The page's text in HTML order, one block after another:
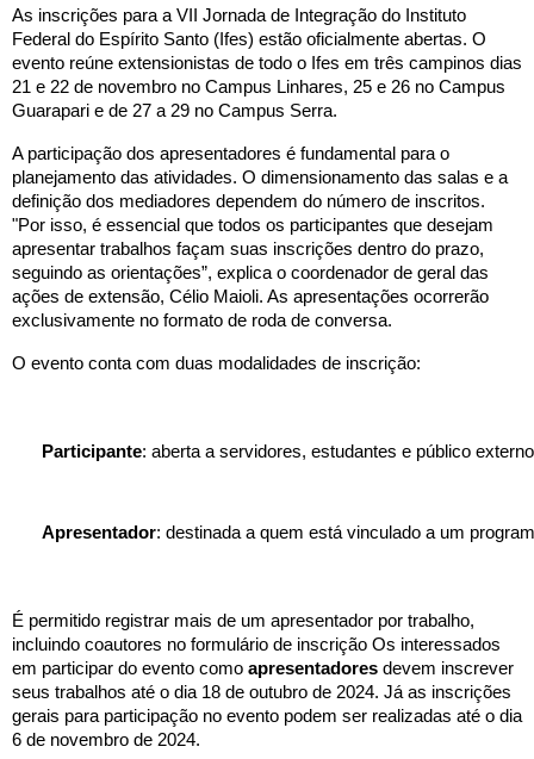
As inscrições para a VII Jornada de Integração do Instituto
Federal do Espírito Santo (Ifes) estão oficialmente abertas. O
evento reúne extensionistas de todo o Ifes em três campinos dias
21 e 22 de novembro no Campus Linhares, 25 e 26 no Campus
Guarapari e de 27 a 29 no Campus Serra.
A participação dos apresentadores é fundamental para o
planejamento das atividades. O dimensionamento das salas e a
definição dos mediadores dependem do número de inscritos.
"Por isso, é essencial que todos os participantes que desejam
apresentar trabalhos façam suas inscrições dentro do prazo,
seguindo as orientações”, explica o coordenador de geral das
ações de extensão, Célio Maioli. As apresentações ocorrerão
exclusivamente no formato de roda de conversa.
O evento conta com duas modalidades de inscrição:
Participante: aberta a servidores, estudantes e público
Apresentador: destinada a quem está vinculado a um
É permitido registrar mais de um apresentador por trabalho,
incluindo coautores no formulário de inscrição Os interessados
em participar do evento como apresentadores devem inscrever
seus trabalhos até o dia 18 de outubro de 2024. Já as inscrições
gerais para participação no evento podem ser realizadas até o dia
6 de novembro de 2024.